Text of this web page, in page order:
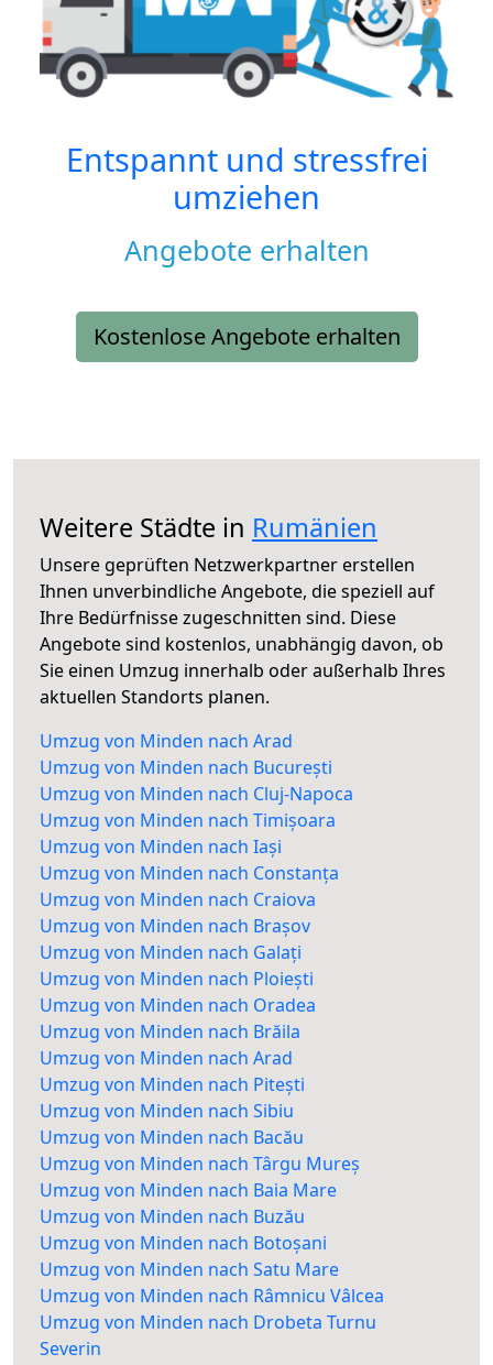
Entspannt und stressfrei
umziehen
Angebote erhalten
Kostenlose Angebote erhalten
Weitere Städte in Rumänien
Unsere geprüften Netzwerkpartner erstellen
Ihnen unverbindliche Angebote, die speziell auf
Ihre Bedürfnisse zugeschnitten sind. Diese
Angebote sind kostenlos, unabhängig davon, ob
Sie einen Umzug innerhalb oder außerhalb Ihres
aktuellen Standorts planen.
Umzug von Minden nach Arad
Umzug von Minden nach București
Umzug von Minden nach Cluj-Napoca
Umzug von Minden nach Timișoara
Umzug von Minden nach Iași
Umzug von Minden nach Constanța
Umzug von Minden nach Craiova
Umzug von Minden nach Brașov
Umzug von Minden nach Galați
Umzug von Minden nach Ploiești
Umzug von Minden nach Oradea
Umzug von Minden nach Brăila
Umzug von Minden nach Arad
Umzug von Minden nach Pitești
Umzug von Minden nach Sibiu
Umzug von Minden nach Bacău
Umzug von Minden nach Târgu Mureș
Umzug von Minden nach Baia Mare
Umzug von Minden nach Buzău
Umzug von Minden nach Botoșani
Umzug von Minden nach Satu Mare
Umzug von Minden nach Râmnicu Vâlcea
Umzug von Minden nach Drobeta Turnu
Severin